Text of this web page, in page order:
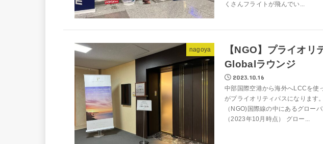
くさんフライトが飛んでい...
nagoya
【NGO】プライオリ
Globalラウンジ
2023.10.16
中部国際空港から海外へLCCを使
がプライオリティパスになります
（NGO)国際線の中にあるグロー
（2023年10月時点） グロー...